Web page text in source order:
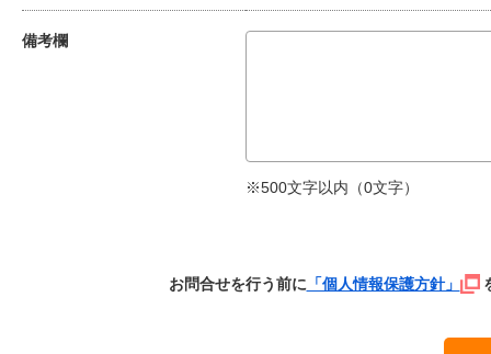
備考欄
※500文字以内（0文字）
お問合せを行う前に「個人情報保護方針」